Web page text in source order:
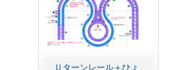
Ｕターンレール＋ひょ